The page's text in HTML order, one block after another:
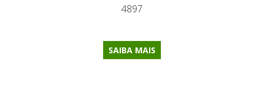
4897
SAIBA MAIS